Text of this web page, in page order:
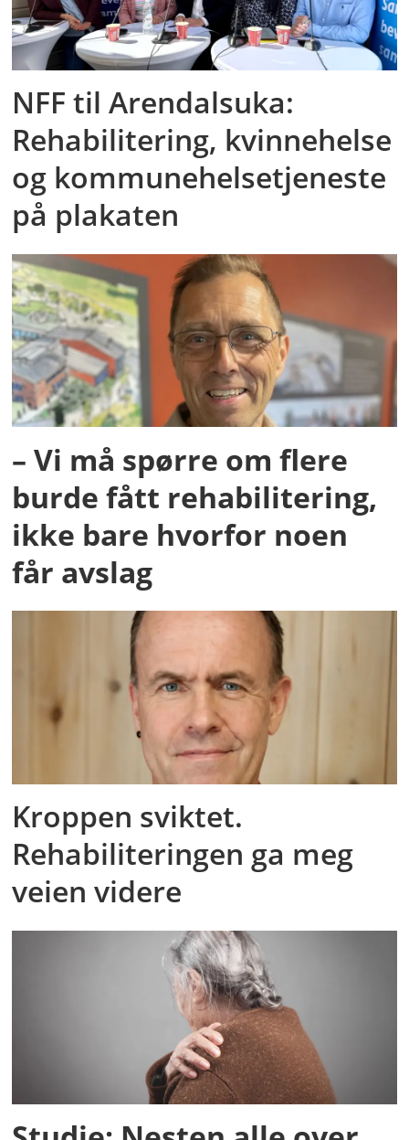
NFF til Arendalsuka:
Rehabilitering, kvinnehelse
og kommunehelsetjeneste
på plakaten
– Vi må spørre om flere
burde fått rehabilitering,
ikke bare hvorfor noen
får avslag
Kroppen sviktet.
Rehabiliteringen ga meg
veien videre